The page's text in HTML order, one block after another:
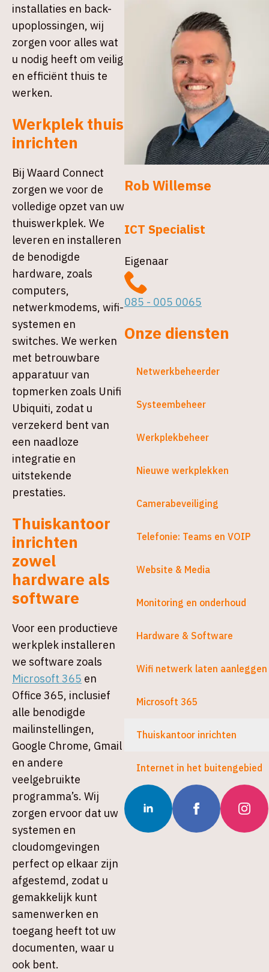
installaties en back-
upoplossingen, wij
zorgen voor alles wat
u nodig heeft om veilig
en efficiënt thuis te
werken.
Werkplek thuis
inrichten
Bij Waard Connect
zorgen we voor de
volledige opzet van uw
thuiswerkplek. We
leveren en installeren
de benodigde
hardware, zoals
computers,
netwerkmodems, wifi-
systemen en
switches. We werken
met betrouwbare
apparatuur van
topmerken zoals Unifi
Ubiquiti, zodat u
verzekerd bent van
een naadloze
integratie en
uitstekende
prestaties.
Thuiskantoor
inrichten
zowel
hardware als
software
Voor een productieve
werkplek installeren
we software zoals
Microsoft 365 en
Office 365, inclusief
alle benodigde
mailinstellingen,
Google Chrome, Gmail
en andere
veelgebruikte
programma’s. Wij
zorgen ervoor dat uw
systemen en
cloudomgevingen
perfect op elkaar zijn
afgestemd, zodat u
gemakkelijk kunt
samenwerken en
toegang heeft tot uw
documenten, waar u
ook bent.
Rob Willemse
ICT Specialist
Eigenaar
085 - 005 0065
Onze diensten
Netwerkbeheerder
Systeembeheer
Werkplekbeheer
Nieuwe werkplekken
Camerabeveiliging
Telefonie: Teams en VOIP
Website & Media
Monitoring en onderhoud
Hardware & Software
Wifi netwerk laten aanleggen
Microsoft 365
Thuiskantoor inrichten
Internet in het buitengebied